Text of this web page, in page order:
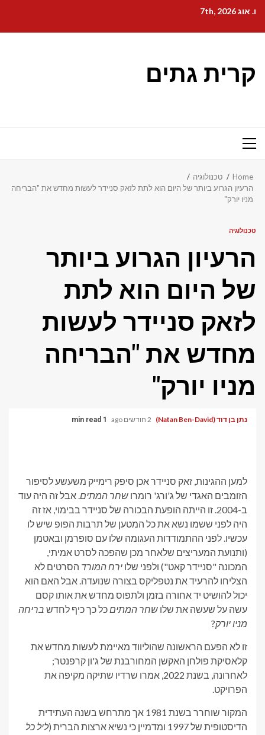
content
ו. אוג 7th, 2026
קרית גתים
Primary
Home
טכנולוגיה
הרעיון הגרוע ביותר של היום הוא לתת לזאק סניידר לעשות מחדש את "הבריחה
מניו יורק"
טכנולוגיה
הרעיון הגרוע ביותר
של היום הוא לתת
לזאק סניידר לעשות
מחדש את "הבריחה
מניו יורק"
נתן בן דוד (Natan Ben-David) 2 חודשים ago 1 min read
למען ההגינות, זאק סניידר אכן סיפק רימייק משעשע לסיפור
הזומבים האגדי של ג'ורג' רומרו שחר המתים. אבל זה היה עוד
ב-2004. זו הייתה הופעת הבכורה של סניידר בבימוי, אז זה
היה לפני ששמו נשא את כל המטען של תרבות הפופ שיש לו
עכשיו. לפני ההתמודדות העגומה שלו עם סופרמן ובאטמן
(ותנועת המעריצים שלאחר מכן שהפכה לסרט אמיתי,
המכונה "סניידר קאט") ולפני שלו ירח המורד הסרטים לא
הצליחו להרעיד את נטפליקס בצורה שנועדה. אבל האם הוא
יכול להושיט יד אחורה בזמן ולתפוס מחדש את אותו קסם
עשה על שעשה את שלו שחר המתיםכל כך כיף לחדש בריחה
מניו יורק?
זו לא הפעם הראשונה שהוליווד מאיימת לעשות מחדש את
קלאסיקת פולחן האקשן המחורבנת של ג'ון קרפנטר;
לאחרונה, בשנת 2022, אמרו שרדיו שתיקה מקיפה את
הפרויקט.
המקור שוחרר בשנת 1981 אך מתרחש בשנה העתידית
הדיסטופית של 1997 ומדמיין כי נשיא ארצות הברית (
ליל כל